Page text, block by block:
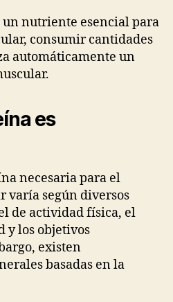
un nutriente esencial para
consumir cantidades
automáticamente un
es
necesaria para el
varía según diversos
de actividad física, el
y los objetivos
existen
basadas en la